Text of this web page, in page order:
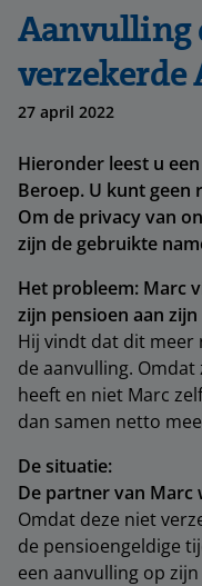
Aanvulling
verzekerde
27 april 2022
Hieronder leest u
Beroep. U kunt geen
Om de privacy van
zijn de gebruikte
Het probleem: Marc
zijn pensioen aan
Hij vindt dat dit meer
de aanvulling.
heeft en niet Marc
dan samen netto
De situatie:
De partner van Marc
Omdat deze niet
de pensioengeldige
een aanvulling op